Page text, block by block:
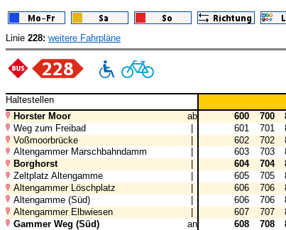
Linie 228: weitere Fahrpläne
Haltestellen
Horster Moor
ab 600 700
Weg zum Freibad
| 601 701
Voßmoorbrücke
| 602 702
Altengammer Marschbahndamm
603 703
Borghorst
604 704
Zeltplatz Altengamme
605 705
Altengammer Löschplatz
606 706
Altengamme (Süd)
606 706
Altengammer Elbwiesen
607 707
Gammer Weg (Süd)
an 608 708